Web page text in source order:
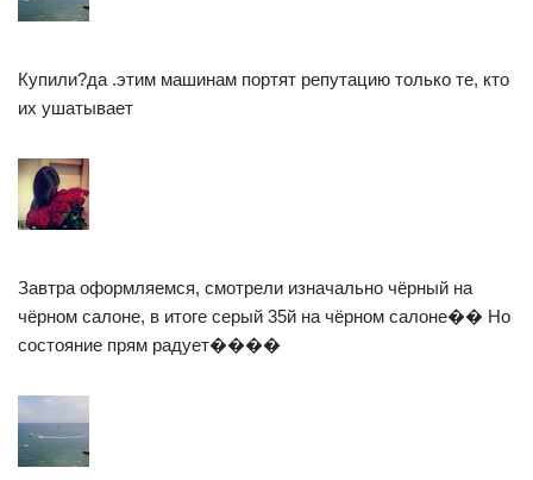
Купили?да .этим машинам портят репутацию только те, кто
их ушатывает
Завтра оформляемся, смотрели изначально чёрный на
чёрном салоне, в итоге серый 35й на чёрном салоне�� Но
состояние прям радует����